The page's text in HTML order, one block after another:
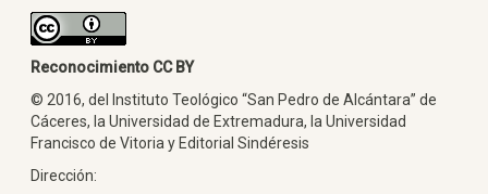
Reconocimiento CC BY
© 2016, del Instituto Teológico “San Pedro de Alcántara” de
Cáceres, la Universidad de Extremadura, la Universidad
Francisco de Vitoria y Editorial Sindéresis
Dirección: